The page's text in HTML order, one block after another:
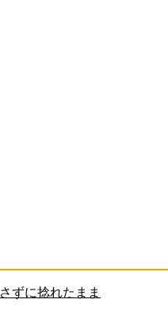
E-4835 の先端フック